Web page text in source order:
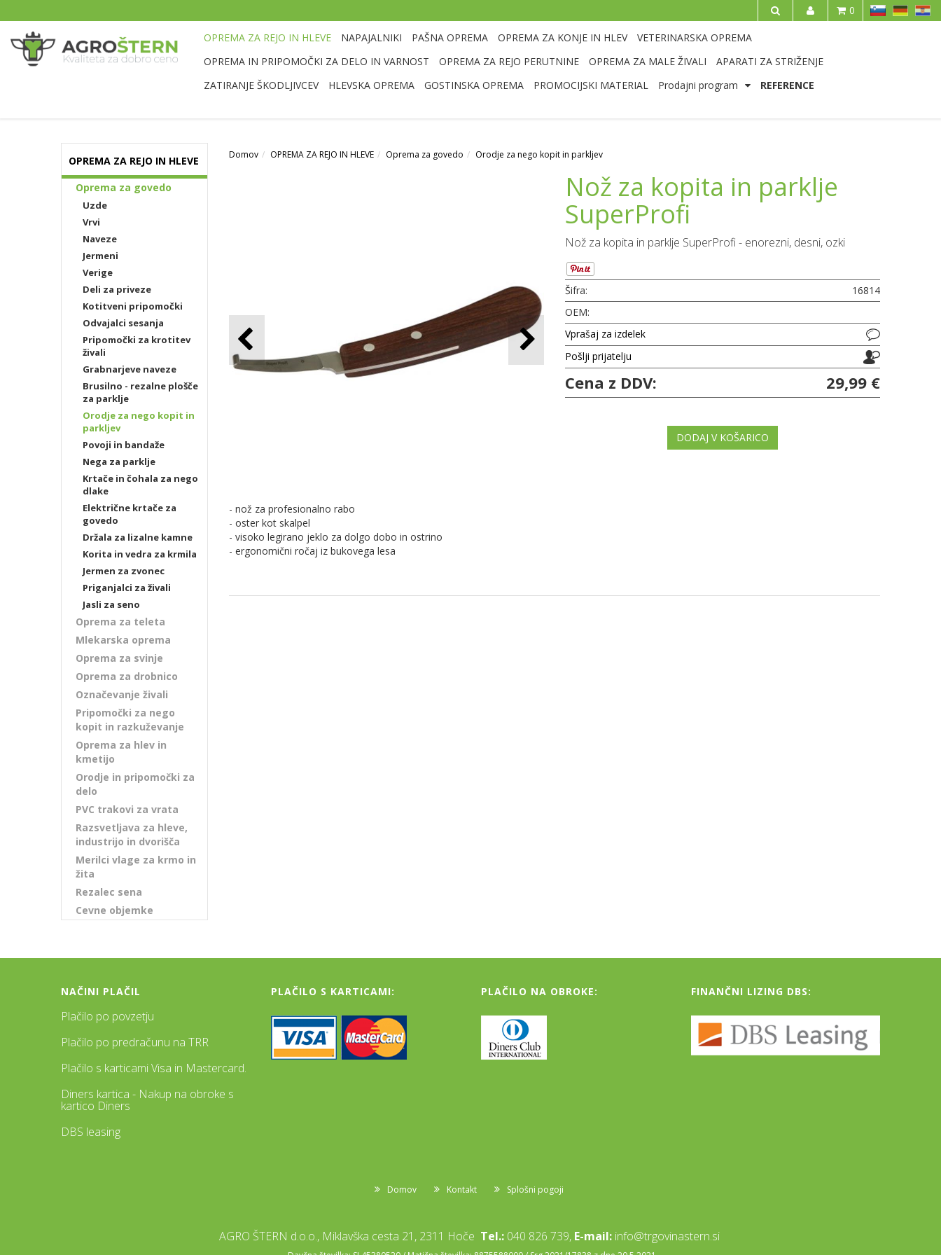
SL HR
0
OPREMA ZA REJO IN HLEVE NAPAJALNIKI PAŠNA OPREMA OPREMA ZA KONJE IN HLEV
VETERINARSKA OPREMA
OPREMA IN PRIPOMOČKI ZA DELO IN VARNOST
OPREMA ZA REJO PERUTNINE OPREMA ZA MALE ŽIVALI
APARATI ZA STRIŽENJE
ZATIRANJE ŠKODLJIVCEV
HLEVSKA OPREMA GOSTINSKA OPREMA PROMOCIJSKI MATERIAL Prodajni program REFERENCE
OPREMA ZA REJO IN HLEVE
Oprema za govedo
Uzde
Vrvi
Naveze
Jermeni
Verige
Deli za priveze
Kotitveni pripomočki
Odvajalci sesanja
Pripomočki za krotitev
živali
Grabnarjeve naveze
Brusilno - rezalne plošče
za parklje
Orodje za nego kopit in
parkljev
Povoji in bandaže
Nega za parklje
Krtače in čohala za nego
dlake
Električne krtače za
govedo
Držala za lizalne kamne
Korita in vedra za krmila
Jermen za zvonec
Priganjalci za živali
Jasli za seno
Oprema za teleta
Mlekarska oprema
Oprema za svinje
Oprema za drobnico
Označevanje živali
Pripomočki za nego
kopit in razkuževanje
Oprema za hlev in
kmetijo
Orodje in pripomočki za
delo
PVC trakovi za vrata
Razsvetljava za hleve,
industrijo in dvorišča
Merilci vlage za krmo in
žita
Rezalec sena
Cevne objemke
Domov OPREMA ZA REJO IN HLEVE Oprema za govedo Orodje za nego kopit in parkljev
Nož za kopita in parklje
SuperProfi
Nož za kopita in parklje SuperProfi - enorezni, desni, ozki
Šifra:
16814
OEM:
Vprašaj za izdelek
Pošlji prijatelju
Cena z DDV: 29,99 €
DODAJ V KOŠARICO
- nož za profesionalno rabo
- oster kot skalpel
- visoko legirano jeklo za dolgo dobo in ostrino
- ergonomični ročaj iz bukovega lesa
NAČINI PLAČIL
Plačilo po povzetju
Plačilo po predračunu na TRR
Plačilo s karticami Visa in Mastercard.
Diners kartica - Nakup na obroke s
kartico Diners
DBS leasing
PLAČILO S KARTICAMI: PLAČILO NA OBROKE: FINANČNI LIZING DBS:
Domov Kontakt Splošni pogoji
AGRO ŠTERN d.o.o., Miklavška cesta 21, 2311 Hoče Tel.:040 826 739, E-mail: info@trgovinastern.si